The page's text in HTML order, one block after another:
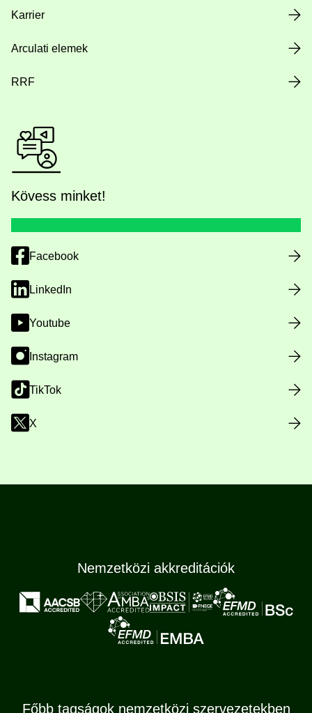
Karrier
Arculati elemek
RRF
Kövess minket!
Facebook
LinkedIn
Youtube
Instagram
TikTok
X
Nemzetközi akkreditációk
Főbb tagságok nemzetközi szervezetekben